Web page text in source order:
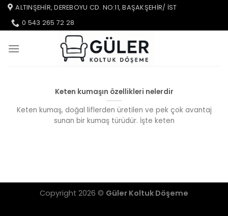
İçeriğe
atla
ALTINŞEHIR, DEREBOYU CD. NO:11, BAŞAKŞEHIR/ IST
0 543 265 72 28
Keten kumaşın özellikleri nelerdir
Keten kumaş, doğal liflerden üretilen ve pek çok avantaj
sunan bir kumaş türüdür. İşte keten
Copyright 2026 © Güler Koltuk Döşeme